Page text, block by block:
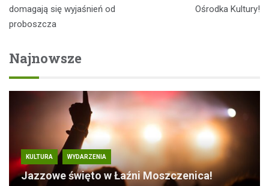
domagają się wyjaśnień od
proboszcza
Ośrodka Kultury!
Najnowsze
KULTURA WYDARZENIA
Jazzowe święto w Łaźni Moszczenica!